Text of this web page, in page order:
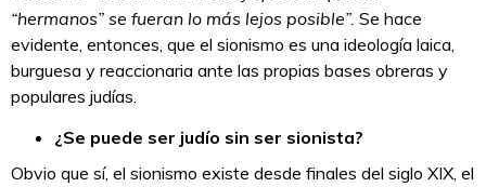
“hermanos” se fueran lo más lejos posible”. Se hace
evidente, entonces, que el sionismo es una ideología laica,
burguesa y reaccionaria ante las propias bases obreras y
populares judías.
¿Se puede ser judío sin ser sionista?
Obvio que sí, el sionismo existe desde finales del siglo XIX, el